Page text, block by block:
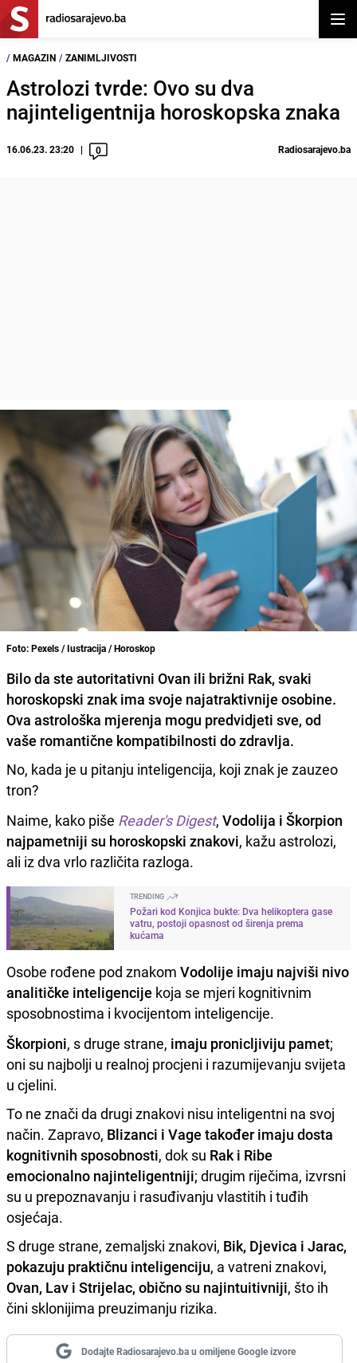
/ MAGAZIN / ZANIMLJIVOSTI
Astrolozi tvrde: Ovo su dva
najinteligentnija horoskopska znaka
16.06.23. 23:20 0 Radiosarajevo.ba
Foto: Pexels / Iustracija / Horoskop
Bilo da ste autoritativni Ovan ili brižni Rak, svaki
horoskopski znak ima svoje najatraktivnije osobine.
Ova astrološka mjerenja mogu predvidjeti sve, od
vaše romantične kompatibilnosti do zdravlja.
No, kada je u pitanju inteligencija, koji znak je zauzeo
tron?
Naime, kako piše Reader's Digest, Vodolija i Škorpion
najpametniji su horoskopski znakovi, kažu astrolozi,
ali iz dva vrlo različita razloga.
TRENDING
Požari kod Konjica bukte: Dva helikoptera gase
vatru, postoji opasnost od širenja prema
kućama
Osobe rođene pod znakom Vodolije imaju najviši nivo
analitičke inteligencije koja se mjeri kognitivnim
sposobnostima i kvocijentom inteligencije.
Škorpioni, s druge strane, imaju pronicljiviju pamet;
oni su najbolji u realnoj procjeni i razumijevanju svijeta
u cjelini.
To ne znači da drugi znakovi nisu inteligentni na svoj
način. Zapravo, Blizanci i Vage također imaju dosta
kognitivnih sposobnosti, dok su Rak i Ribe
emocionalno najinteligentniji; drugim riječima, izvrsni
su u prepoznavanju i rasuđivanju vlastitih i tuđih
osjećaja.
S druge strane, zemaljski znakovi, Bik, Djevica i Jarac,
pokazuju praktičnu inteligenciju, a vatreni znakovi,
Ovan, Lav i Strijelac, obično su najintuitivniji, što ih
čini sklonijima preuzimanju rizika.
Dodajte Radiosarajevo.ba u omiljene Google izvore